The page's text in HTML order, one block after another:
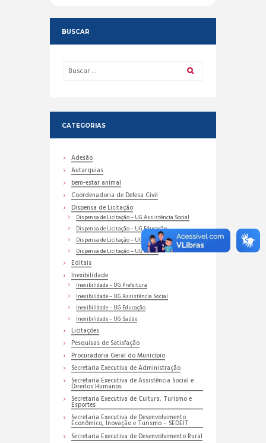
BUSCAR
CATEGORIAS
Adesão
Autarquias
bem-estar animal
Coordenadoria de Defesa Civil
Dispensa de Licitação
Dispensa de Licitação – UG Assistência Social
Dispensa de Licitação – UG Educação
Dispensa de Licitação – UG Prefeitura
Dispensa de Licitação – UG Saúde
Editais
Inexibilidade
Inexibilidade – UG Prefeitura
Inexibilidade – UG Assistência Social
Inexibilidade – UG Educação
Inexibilidade – UG Saúde
Licitações
Pesquisas de Satisfação
Procuradoria Geral do Município
Secretaria Executiva de Administração
Secretaria Executiva de Assistência Social e
Direitos Humanos
Secretaria Executiva de Cultura, Turismo e
Esportes
Secretaria Executiva de Desenvolvimento
Econômico, Inovação e Turismo – SEDEIT
Secretaria Executiva de Desenvolvimento Rural